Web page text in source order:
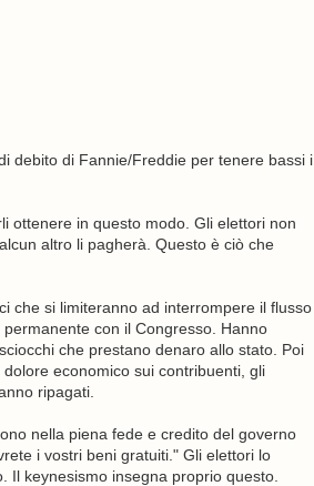
debito di Fannie/Freddie per tenere bassi i
ottenere in questo modo. Gli elettori non
altro li pagherà. Questo è ciò che
che si limiteranno ad interrompere il flusso
con il Congresso. Hanno
che prestano denaro allo stato. Poi
economico sui contribuenti, gli
ripagati.
nella piena fede e credito del governo
i vostri beni gratuiti." Gli elettori lo
Il keynesismo insegna proprio questo.